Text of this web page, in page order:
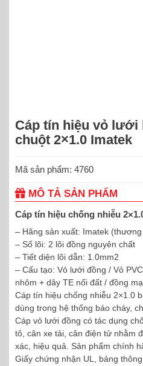
Cáp tín hiệu vỏ lưới
chuột 2×1.0 Imatek
Mã sản phẩm: 4760
MÔ TẢ SẢN PHẨM
Cáp tín hiệu chống nhiễu
– Hãng sản xuất: Imatek
– Số lõi: 2 lõi đồng nguyên chất
– Tiết diện lõi dẫn: 1.0mm2
– Cấu tạo: Vỏ lưới đồng / Vỏ
nhôm + dây TE nối đất / đồng
Cáp tín hiệu chống nhiễu 2×1.0
dùng trong hệ thống báo cháy,
Cáp vỏ lưới đồng có tác dụng
tô, cân xe tải, cân điện tử nhằm
xác, hiệu quả. Sản phẩm chính
Giấy chứng nhận UL, bảng thông